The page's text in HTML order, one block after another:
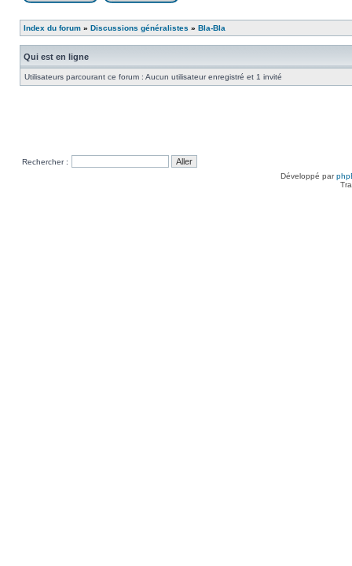
Index du forum » Discussions généralistes » Bla-Bla
Qui est en ligne
Utilisateurs parcourant ce forum : Aucun utilisateur enregistré et 1 invité
Rechercher :
Développé par